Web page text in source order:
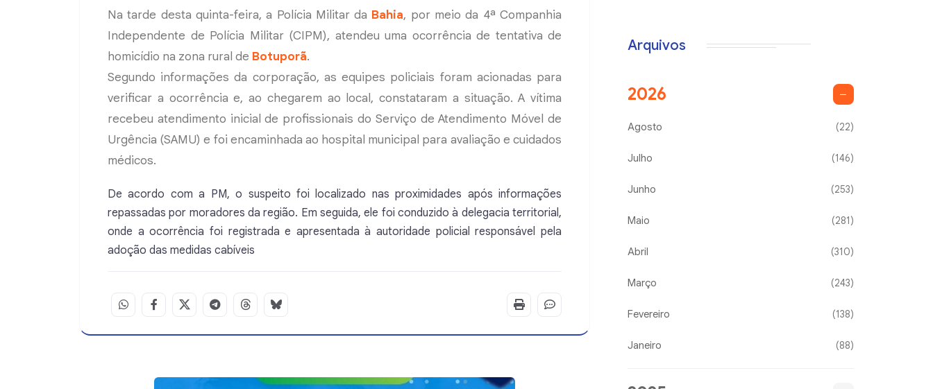
Na tarde desta quinta-feira, a Polícia Militar da Bahia, por meio da 4ª Companhia
Independente de Polícia Militar (CIPM), atendeu uma ocorrência de tentativa de
homicídio na zona rural de Botuporã.
Segundo informações da corporação, as equipes policiais foram acionadas para
verificar a ocorrência e, ao chegarem ao local, constataram a situação. A vítima
recebeu atendimento inicial de profissionais do Serviço de Atendimento Móvel de
Urgência (SAMU) e foi encaminhada ao hospital municipal para avaliação e cuidados
médicos.
De acordo com a PM, o suspeito foi localizado nas proximidades após informações
repassadas por moradores da região. Em seguida, ele foi conduzido à delegacia territorial,
onde a ocorrência foi registrada e apresentada à autoridade policial responsável pela
adoção das medidas cabíveis
Arquivos
2026
Agosto (22)
Julho (146)
Junho (253)
Maio (281)
Abril (310)
Março (243)
Fevereiro (138)
Janeiro (88)